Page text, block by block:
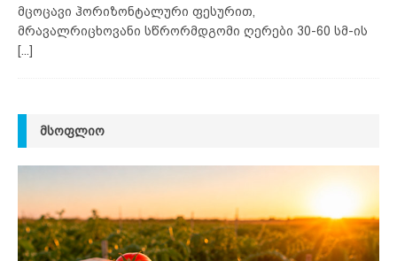
მცოცავი ჰორიზონტალური ფესურით,
მრავალრიცხოვანი სწრორმდგომი ღერები 30-60 სმ-ის
[...]
ᲛᲡᲝᲤᲚᲘᲝ